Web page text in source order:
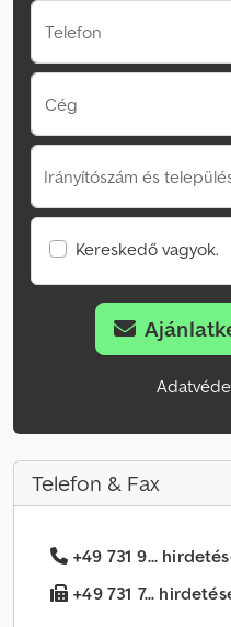
Telefon
Cég
Irányítószám és
Kereskedő vagyok.
Telefon & Fax
+49 731 9...
+49 731 7...